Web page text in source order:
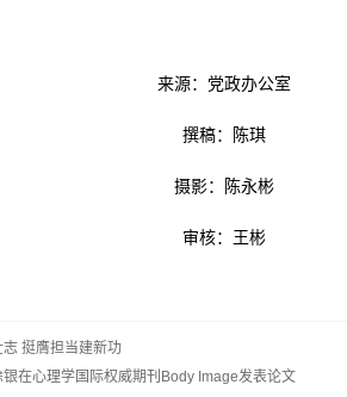
来源：党政办公室
撰稿：陈琪
摄影：陈永彬
审核：王彬
挺膺担当建新功
银在心理学国际权威期刊Body Image发表论文